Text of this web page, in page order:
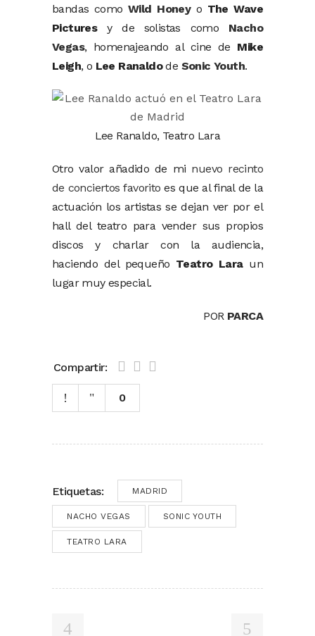
bandas comoWild Honeyo The Wave
Picturesy de solistas como Nacho
Vegas, homenajeando al cine de Mike
Leigh, o Lee Ranaldode Sonic Youth.
Lee Ranaldo, Teatro Lara
Otro valor añadido de mi nuevo recinto
de conciertos favorito es que al final de la
actuación los artistas se dejan ver por el
hall del teatro para vender sus propios
discos y charlar con la audiencia,
haciendo del pequeño Teatro Laraun
lugar muy especial.
POR PARCA
Compartir:
0
Etiquetas: MADRID
NACHO VEGAS SONIC YOUTH
TEATRO LARA